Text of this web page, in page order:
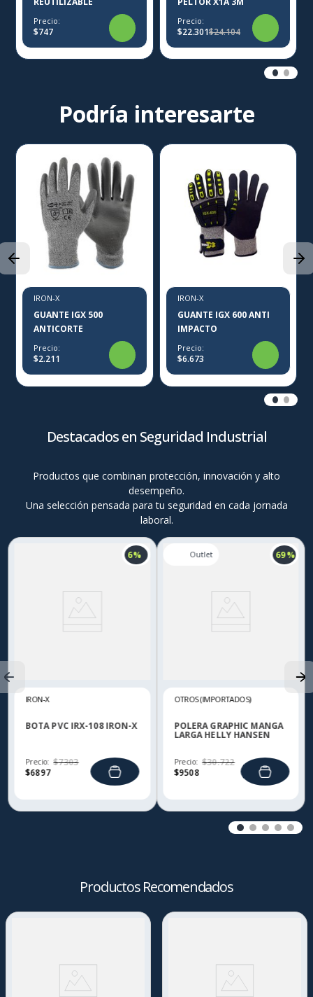
Precio:
$747
Precio:
$22.301$24.104
Podría interesarte
IRON-X
GUANTE IGX 500
ANTICORTE
Precio:
$2.211
IRON-X
GUANTE IGX 600 ANTI
IMPACTO
Precio:
$6.673
Destacados en Seguridad Industrial
Productos que combinan protección, innovación y alto
desempeño.
Una selección pensada para tu seguridad en cada jornada
laboral.
6 %
IRON-X
BOTA PVC IRX-108 IRON-X
Precio:
$6897
$7303
69 %
OTROS (IMPORTADOS)
POLERA GRAPHIC MANGA
LARGA HELLY HANSEN
Precio:
$9508
$30.722
Productos Recomendados